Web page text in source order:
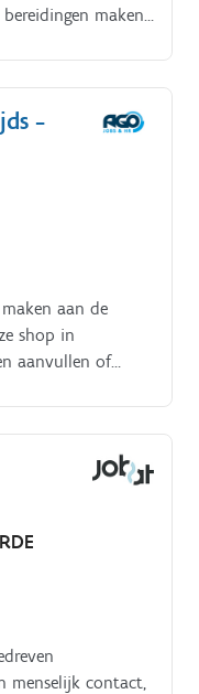
maken.
-
aan de
shop in
aanvullen of
menselijk contact,